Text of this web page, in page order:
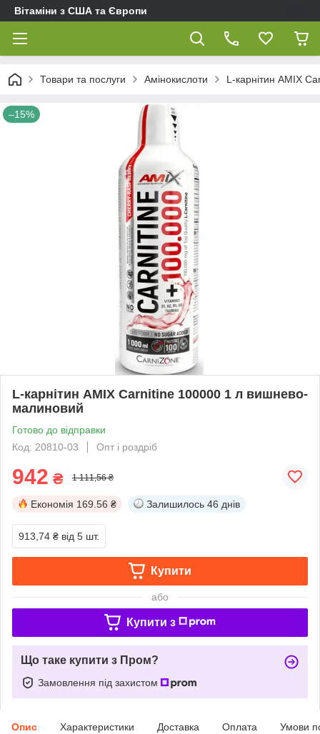
Вітаміни з США та Європи
Товари та послуги Амінокислоти L-карнітин AMIX
–15%
L-карнітин AMIX Carnitine 100000 1 л вишнево-
малиновий
Готово до відправки
Код: 20810-03
Опт і роздріб
942 ₴ 1 111,56 ₴
Економія 169.56 ₴ Залишилось 46 днів
913,74 ₴ від 5 шт.
Купити
або
Купити з
Що таке купити з Пром?
Замовлення під захистом
Опис Характеристики Доставка Оплата Умови